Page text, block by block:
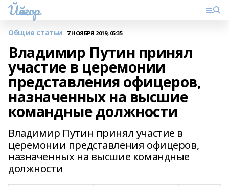
Йәйғор
Общие статьи 7 НОЯБРЯ 2019, 05:35
Владимир Путин принял
участие в церемонии
представления офицеров,
назначенных на высшие
командные должности
Владимир Путин принял участие в
церемонии представления офицеров,
назначенных на высшие командные
должности